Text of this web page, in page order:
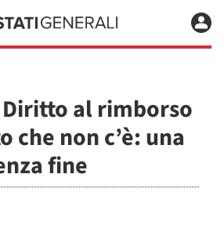
Diritto al rimborso
che non c’è: una
fine